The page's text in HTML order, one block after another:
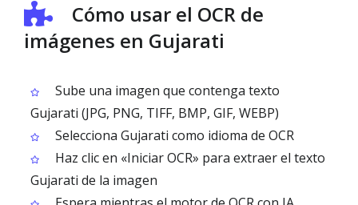
Cómo usar el OCR de
imágenes en Gujarati
Sube una imagen que contenga texto
Gujarati (JPG, PNG, TIFF, BMP, GIF, WEBP)
Selecciona Gujarati como idioma de OCR
Haz clic en «Iniciar OCR» para extraer el texto
Gujarati de la imagen